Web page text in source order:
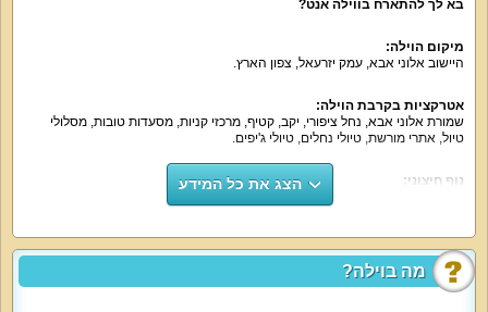
מה בוילה?
בא לך להתארח בווילה אנט?
מיקום הוילה:
היישוב אלוני אבא, עמק יזרעאל, צפון הארץ.
אטרקציות בקרבת הוילה:
שמורת אלוני אבא, נחל ציפורי, יקב, קטיף, מרכזי קניות, מסעדות טובות, מסלולי
טיול, אתרי מורשת, טיולי נחלים, טיולי ג'יפים.
נוף חיצוני:
על קצה המזלג:
וילת נופש מטופחת, מושקעת ומפנקת בה תיהנו מכל רגע. אם תמיד חלמתם על
חופשה עם בריכה פרטית מחוממת בעונה וקריוקי – הגעתם למקום הנכון. וילה
איכותית לנופש באירוח ברמה אחת מעל כולם.
הצג את כל המידע